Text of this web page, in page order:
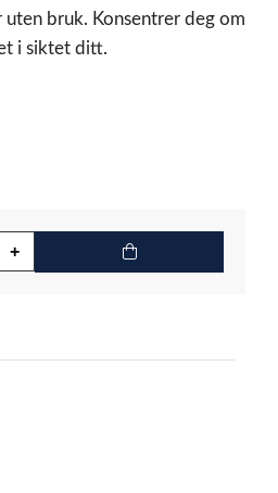
bruk. Konsentrer deg om
i siktet ditt.